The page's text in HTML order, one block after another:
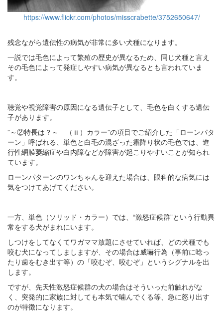
https://www.flickr.com/photos/misscrabette/3752650647/
残念ながら遺伝性の病気が非常に多い犬種になります。
一説では毛色によって繁殖の歴史が異なるため、同じ犬種と言え
その毛色によって発症しやすい病気が異なるとも言われていま
す。
聴覚や視覚障害の原因になる遺伝子として、毛色を白くする遺伝
子があります。
”～②特長は？～ （ⅱ）カラー”の項目でご紹介した「ローンパタ
ーン」呼ばれる、単色と白毛の混ざった霜降り状の毛色では、進
行性網膜萎縮症や白内障などが障害が起こりやすいことが知られ
ています。
ローンパターンのワンちゃんを迎えた場合は、眼科的な病気には
気をつけてあげてください。
一方、単色（ソリッド・カラー）では、“激怒症候群”という行動異
常をする犬がまれにいます。
しつけをしてなくてワガママ放題にさせていれば、どの犬種でも
咬む犬になってしましますが、その場合は威嚇行為（事前に唸っ
たり歯をむき出す等）の「咬むぞ、咬むぞ」というシグナルを出
します。
ですが、先天性激怒症候群の犬の場合はそういった前触れがな
く、突発的に家族に対しても本気で噛んでくる等、急に怒り出す
のが特徴になります。